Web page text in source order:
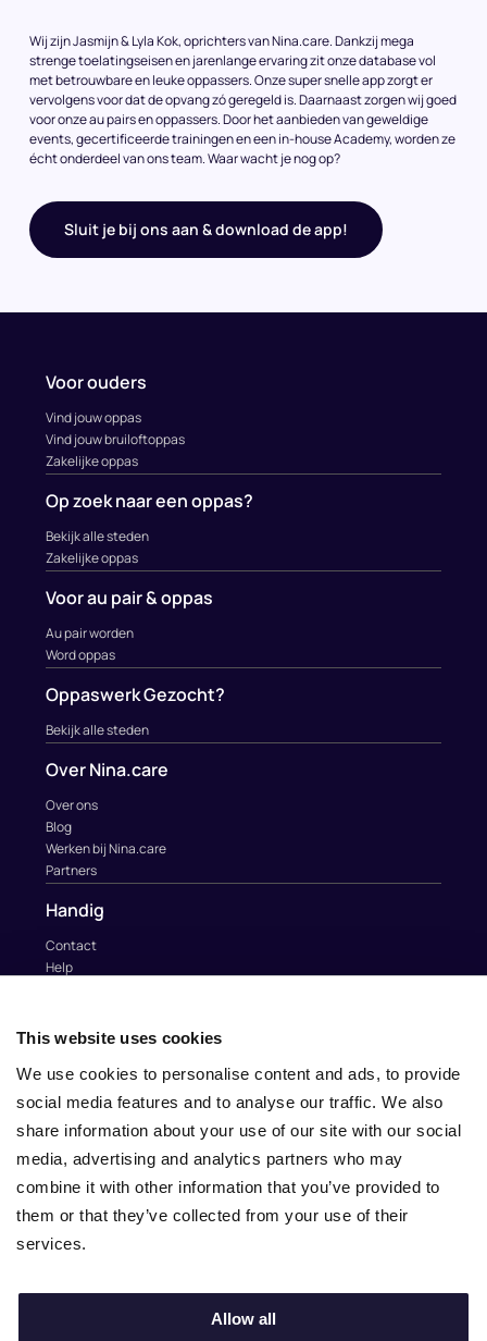
This website uses cookies
We use cookies to personalise content and ads, to provide
social media features and to analyse our traffic. We also
share information about your use of our site with our social
media, advertising and analytics partners who may
combine it with other information that you’ve provided to
them or that they’ve collected from your use of their
services.
Allow all
Wij zijn Jasmijn & Lyla Kok, oprichters van Nina.care. Dankzij mega
strenge toelatingseisen en jarenlange ervaring zit onze database vol
met betrouwbare en leuke oppassers. Onze super snelle app zorgt er
vervolgens voor dat de opvang zó geregeld is. Daarnaast zorgen wij goed
voor onze au pairs en oppassers. Door het aanbieden van geweldige
events, gecertificeerde trainingen en een in-house Academy, worden ze
écht onderdeel van ons team. Waar wacht je nog op?
Sluit je bij ons aan & download de app!
Voor ouders
Vind jouw oppas
Vind jouw bruiloftoppas
Zakelijke oppas
Op zoek naar een oppas?
Bekijk alle steden
Zakelijke oppas
Voor au pair & oppas
Au pair worden
Word oppas
Oppaswerk Gezocht?
Bekijk alle steden
Over Nina.care
Over ons
Blog
Werken bij Nina.care
Partners
Handig
Contact
Help
info@nina.care